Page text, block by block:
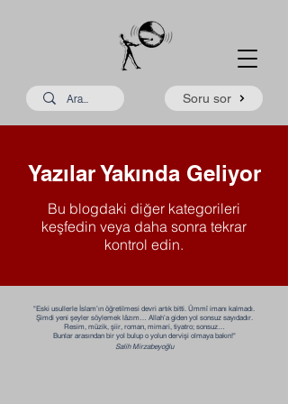
Soru sor
Yazılar Yakında Geliyor
Bu blogdaki diğer kategorileri
keşfedin veya daha sonra tekrar
kontrol edin.
"Eski usullerle İslam’ın öğretilmesi devri artık bitti. Ümmî imanı kalmadı.
Şimdi yeni şeyler söylemek lâzım… Allah’a giden yol sonsuz sayıdadır.
Resim, müzik, şiir, roman, mimari, tiyatro; sonsuz…
Bunlar arasından bir yol bulup o yolun dervişi olmaya bakın!"​​
Salih Mirzabeyoğlu